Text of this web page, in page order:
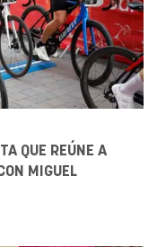
QUE REÚNE A
MIGUEL